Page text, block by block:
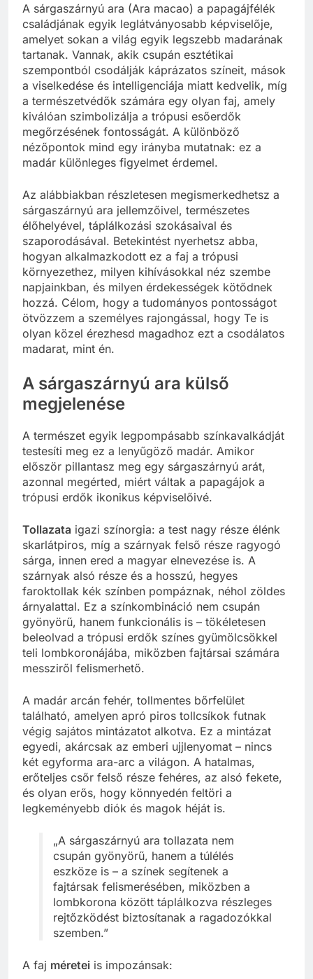
A sárgaszárnyú ara (Ara macao) a papagájfélék
családjának egyik leglátványosabb képviselője,
amelyet sokan a világ egyik legszebb madarának
tartanak. Vannak, akik csupán esztétikai
szempontból csodálják káprázatos színeit, mások
a viselkedése és intelligenciája miatt kedvelik, míg
a természetvédők számára egy olyan faj, amely
kiválóan szimbolizálja a trópusi esőerdők
megőrzésének fontosságát. A különböző
nézőpontok mind egy irányba mutatnak: ez a
madár különleges figyelmet érdemel.
Az alábbiakban részletesen megismerkedhetsz a
sárgaszárnyú ara jellemzőivel, természetes
élőhelyével, táplálkozási szokásaival és
szaporodásával. Betekintést nyerhetsz abba,
hogyan alkalmazkodott ez a faj a trópusi
környezethez, milyen kihívásokkal néz szembe
napjainkban, és milyen érdekességek kötődnek
hozzá. Célom, hogy a tudományos pontosságot
ötvözzem a személyes rajongással, hogy Te is
olyan közel érezhesd magadhoz ezt a csodálatos
madarat, mint én.
A sárgaszárnyú ara külső
megjelenése
A természet egyik legpompásabb színkavalkádját
testesíti meg ez a lenyűgöző madár. Amikor
először pillantasz meg egy sárgaszárnyú arát,
azonnal megérted, miért váltak a papagájok a
trópusi erdők ikonikus képviselőivé.
Tollazata igazi színorgia: a test nagy része élénk
skarlátpiros, míg a szárnyak felső része ragyogó
sárga, innen ered a magyar elnevezése is. A
szárnyak alsó része és a hosszú, hegyes
faroktollak kék színben pompáznak, néhol zöldes
árnyalattal. Ez a színkombináció nem csupán
gyönyörű, hanem funkcionális is – tökéletesen
beleolvad a trópusi erdők színes gyümölcsökkel
teli lombkoronájába, miközben fajtársai számára
messziről felismerhető.
A madár arcán fehér, tollmentes bőrfelület
található, amelyen apró piros tollcsíkok futnak
végig sajátos mintázatot alkotva. Ez a mintázat
egyedi, akárcsak az emberi ujjlenyomat – nincs
két egyforma ara-arc a világon. A hatalmas,
erőteljes csőr felső része fehéres, az alsó fekete,
és olyan erős, hogy könnyedén feltöri a
legkeményebb diók és magok héját is.
„A sárgaszárnyú ara tollazata nem
csupán gyönyörű, hanem a túlélés
eszköze is – a színek segítenek a
fajtársak felismerésében, miközben a
lombkorona között táplálkozva részleges
rejtőzködést biztosítanak a ragadozókkal
szemben.”
A faj méretei is impozánsak: